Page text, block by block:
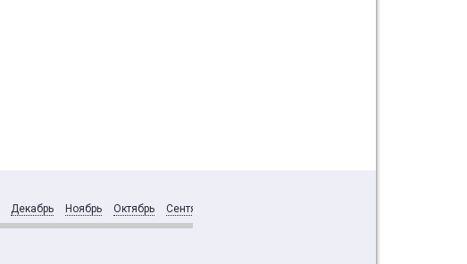
Декабрь Ноябрь Октябрь Сентябрь